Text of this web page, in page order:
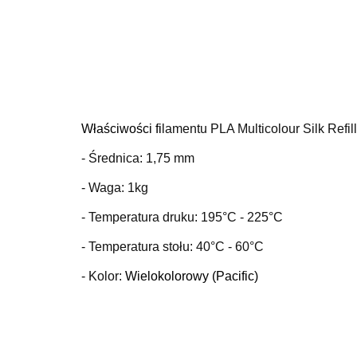
Właściwości fi lamentu PLA Multicolour Silk
- Średnica: 1,75 mm
- Waga: 1kg
- Temperatura druku: 195°C - 225°C
- Temperatura stołu: 40°C - 60°C
- Kolor: Wielokolorowy (Pacific)